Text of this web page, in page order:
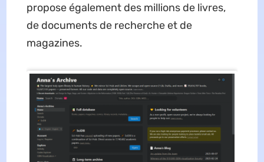
propose également des millions de livres,
de documents de recherche et de
magazines.